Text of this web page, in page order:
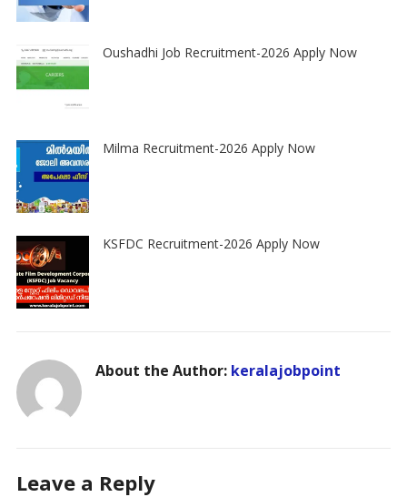
Oushadhi Job Recruitment-2026 Apply Now
Milma Recruitment-2026 Apply Now
KSFDC Recruitment-2026 Apply Now
About the Author: keralajobpoint
Leave a Reply